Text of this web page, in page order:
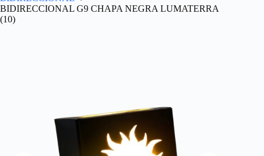
BIDIRECCIONAL G9 CHAPA NEGRA LUMATERRA
(10)